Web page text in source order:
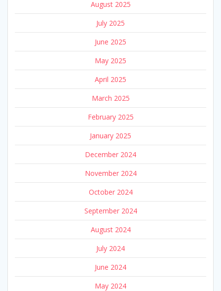
August 2025
July 2025
June 2025
May 2025
April 2025
March 2025
February 2025
January 2025
December 2024
November 2024
October 2024
September 2024
August 2024
July 2024
June 2024
May 2024